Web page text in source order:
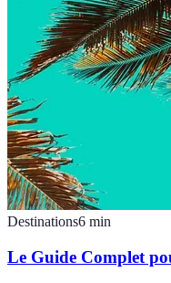
Destinations6 min
Le Guide Complet